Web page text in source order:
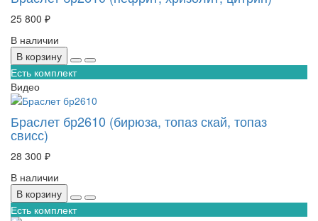
25 800 ₽
В наличии
В корзину
Есть комплект
Видео
Браслет бр2610 (бирюза, топаз скай, топаз
свисс)
28 300 ₽
В наличии
В корзину
Есть комплект